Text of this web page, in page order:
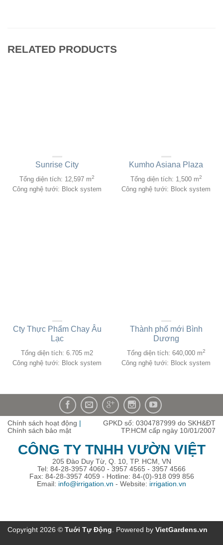
RELATED PRODUCTS
Sunrise City
Tổng diện tích: 12,597 m2
Công nghệ tưới: Block system
Kumho Asiana Plaza
Tổng diện tích: 1,500 m2
Công nghệ tưới: Block system
Cty Thực Phẩm Chay Âu
Lạc
Tổng diện tích: 6.705 m2
Công nghệ tưới: Block system
Thành phố mới Bình
Dương
Tổng diện tích: 640,000 m2
Công nghệ tưới: Block system
Chính sách hoạt động |
Chính sách bảo mật
GPKD số: 0304787999 do SKH&ĐT
TP.HCM cấp ngày 10/01/2007
CÔNG TY TNHH VƯỜN VIỆT
205 Đào Duy Từ, Q. 10, TP. HCM, VN
Tel: 84-28-3957 4060 - 3957 4565 - 3957 4566
Fax: 84-28-3957 4059 - Hotline: 84-(0)-918 099 856
Email: info@irrigation.vn - Website: irrigation.vn
Copyright 2026 © Tuới Tự Ðộng. Powered by VietGardens.vn